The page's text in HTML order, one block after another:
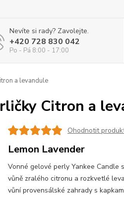
Nevíte si rady? Zavolejte.
+420 728 830 042
Po - Pá 8:00 - 17:00
a levandule
Citron a
Ohodnotit
Lemon Lavender
Vonné gelové perly Yankee Candle
vůně zralého citronu a rozkvetlé
vůní provensálské zahrady s